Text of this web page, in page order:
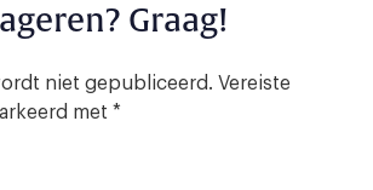
Graag!
niet gepubliceerd. Vereiste
met *